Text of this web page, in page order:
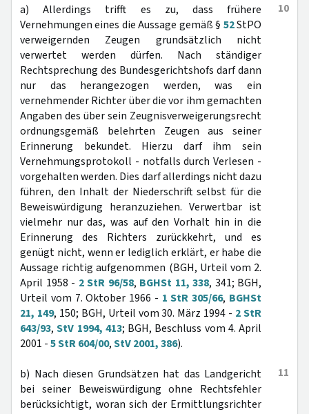
10
a) Allerdings trifft es zu, dass frühere
Vernehmungen eines die Aussage gemäß § 52StPO
verweigernden Zeugen grundsätzlich nicht
verwertet werden dürfen. Nach ständiger
Rechtsprechung des Bundesgerichtshofs darf dann
nur das herangezogen werden, was ein
vernehmender Richter über die vor ihm gemachten
Angaben des über sein Zeugnisverweigerungsrecht
ordnungsgemäß belehrten Zeugen aus seiner
Erinnerung bekundet. Hierzu darf ihm sein
Vernehmungsprotokoll - notfalls durch Verlesen -
vorgehalten werden. Dies darf allerdings nicht dazu
führen, den Inhalt der Niederschrift selbst für die
Beweiswürdigung heranzuziehen. Verwertbar ist
vielmehr nur das, was auf den Vorhalt hin in die
Erinnerung des Richters zurückkehrt, und es
genügt nicht, wenn er lediglich erklärt, er habe die
Aussage richtig aufgenommen (BGH, Urteil vom 2.
April 1958 - 2 StR 96/58, BGHSt 11, 338, 341; BGH,
Urteil vom 7. Oktober 1966 - 1 StR 305/66, BGHSt
21, 149, 150; BGH, Urteil vom 30. März 1994 - 2 StR
643/93,StV 1994, 413; BGH, Beschluss vom 4. April
2001 -5 StR 604/00,StV 2001, 386).
11
b) Nach diesen Grundsätzen hat das Landgericht
bei seiner Beweiswürdigung ohne Rechtsfehler
berücksichtigt, woran sich der Ermittlungsrichter